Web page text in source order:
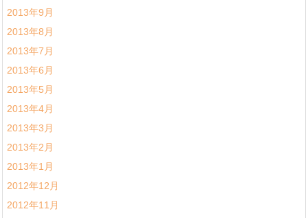
2013年9月
2013年8月
2013年7月
2013年6月
2013年5月
2013年4月
2013年3月
2013年2月
2013年1月
2012年12月
2012年11月